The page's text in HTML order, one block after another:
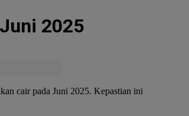
2025
cair pada Juni 2025. Kepastian ini